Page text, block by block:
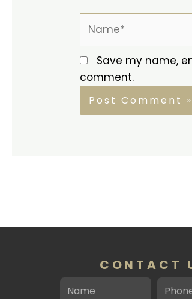
Save my name,
comment.
CONTACT
Name Phone